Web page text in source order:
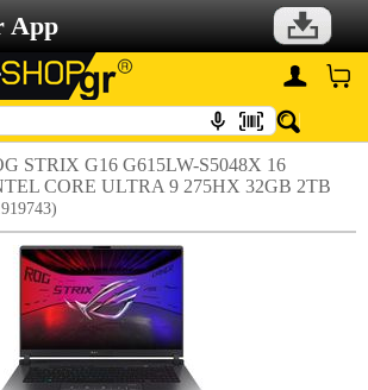
App
STRIX G16 G615LW-S5048X 16
CORE ULTRA 9 275HX 32GB 2TB